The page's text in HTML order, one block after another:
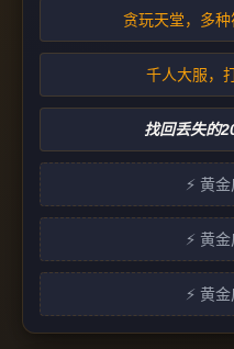
贪玩天堂，多
千人大服，
找回丢失的
⚡ 黄
⚡ 黄
⚡ 黄